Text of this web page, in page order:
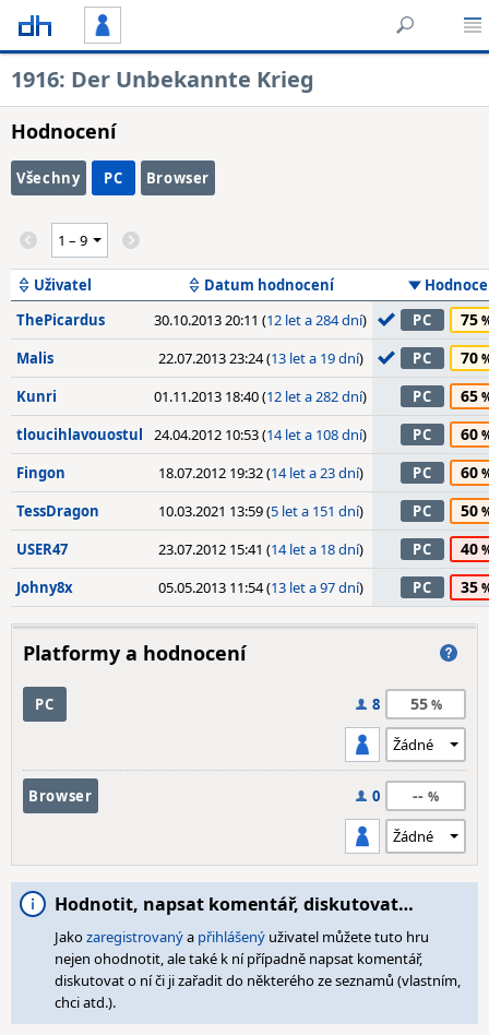
1916: Der Unbekannte Krieg
Hodnocení
Všechny PC Browser
Uživatel Datum hodnocení
ThePicardus
30.10.2013 20:11 (12 let a 284 dní) PC 75
Malis 22.07.2013 23:24 (13 let a 19 dní) PC 70
Kunri 01.11.2013 18:40 (12 let a 282 dní) PC 65
tloucihlavouostul 24.04.2012 10:53 (14 let a 108 dní) PC 60
Fingon 18.07.2012 19:32 (14 let a 23 dní) PC 60
TessDragon 10.03.2021 13:59 (5 let a 151 dní) PC 50
USER47 23.07.2012 15:41 (14 let a 18 dní) PC 40
Johny8x 05.05.2013 11:54 (13 let a 97 dní) PC 35
Platformy a hodnocení
PC 8 55
Browser 0 --
Hodnotit, napsat komentář, diskutovat…
Jakozaregistrovanýa přihlášený uživatel můžete tuto hru
nejen ohodnotit, ale také k ní případně napsat komentář,
diskutovat o ní či ji zařadit do některého ze seznamů (vlastním,
chci atd.).